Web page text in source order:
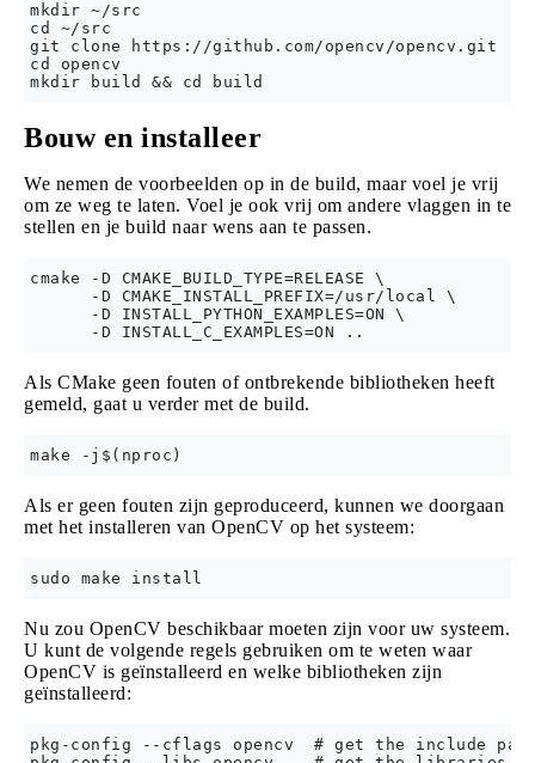
mkdir ~/src
cd ~/src
git clone https://github.com/opencv/opencv.git
cd opencv
Bouw en installeer
We nemen de voorbeelden op in de build, maar voel je vrij
om ze weg te laten. Voel je ook vrij om andere vlaggen in te
stellen en je build naar wens aan te passen.
cmake -D CMAKE_BUILD_TYPE=RELEASE \
      -D CMAKE_INSTALL_PREFIX=/usr/local \
      -D INSTALL_PYTHON_EXAMPLES=ON \
Als CMake geen fouten of ontbrekende bibliotheken heeft
gemeld, gaat u verder met de build.
Als er geen fouten zijn geproduceerd, kunnen we doorgaan
met het installeren van OpenCV op het systeem:
Nu zou OpenCV beschikbaar moeten zijn voor uw systeem.
U kunt de volgende regels gebruiken om te weten waar
OpenCV is geïnstalleerd en welke bibliotheken zijn
geïnstalleerd:
pkg-config --cflags opencv  # get the include